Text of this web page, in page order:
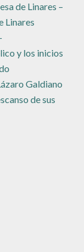
de Linares –
Linares
y los inicios
Galdiano
de sus